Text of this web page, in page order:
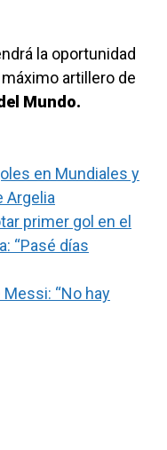
la oportunidad
artillero de
Mundo.
en Mundiales y
Argelia
primer gol en el
“Pasé días
“No hay